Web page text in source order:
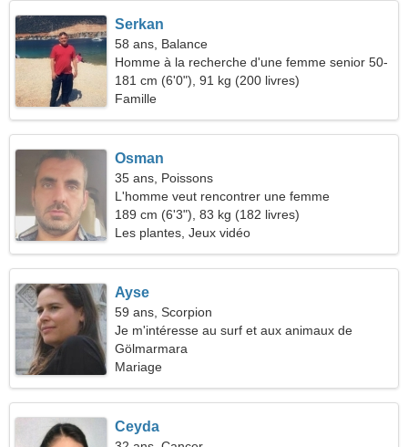
Serkan
58 ans, Balance
Homme à la recherche d'une femme senior 50-
53
181 cm (6'0"), 91 kg (200 livres)
Famille
Osman
35 ans, Poissons
L'homme veut rencontrer une femme
189 cm (6'3"), 83 kg (182 livres)
Les plantes, Jeux vidéo
Ayse
59 ans, Scorpion
Je m'intéresse au surf et aux animaux de
compagnie
Gölmarmara
Mariage
Ceyda